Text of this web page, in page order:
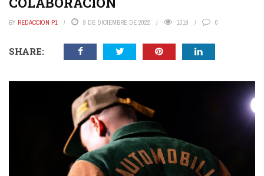
BY REDACCIÓN P1 9 DE DICIEMBRE DE 2022 1319 0
SHARE: